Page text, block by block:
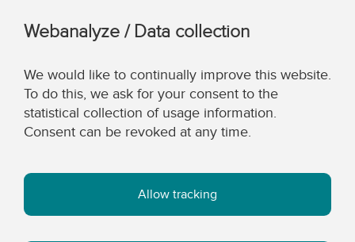
Webanalyze / Data collection
We would like to continually improve this website.
To do this, we ask for your consent to the
statistical collection of usage information.
Consent can be revoked at any time.
Allow tracking